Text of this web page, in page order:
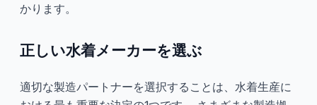
かります。
正しい水着メーカーを選ぶ
適切な製造パートナーを選択することは、水着生産に